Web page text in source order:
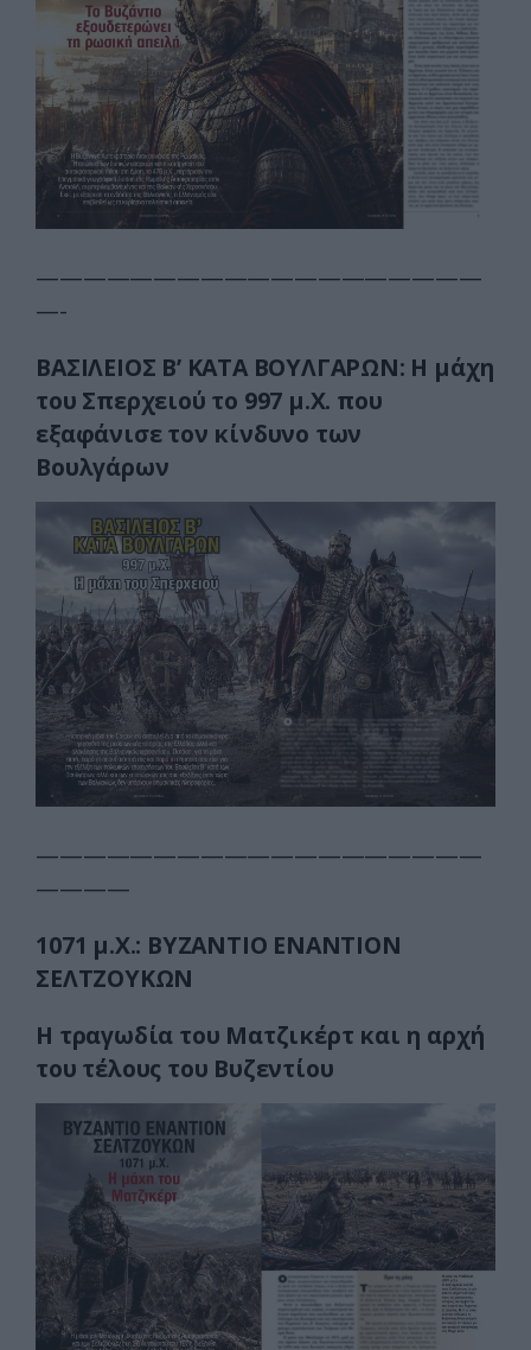
———————————————————
—-
ΒΑΣΙΛΕΙΟΣ Β’ ΚΑΤΑ ΒΟΥΛΓΑΡΩΝ: Η μάχη
του Σπερχειού το 997 μ.Χ. που
εξαφάνισε τον κίνδυνο των
Βουλγάρων
———————————————————
————
1071 μ.Χ.: BYZANTIO ENANTION
ΣΕΛΤΖΟΥΚΩΝ
Η τραγωδία του Ματζικέρτ και η αρχή
του τέλους του Βυζεντίου